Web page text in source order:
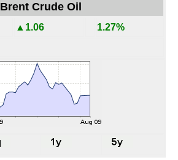
Brent Crude Oil
▲1.06 1.27%